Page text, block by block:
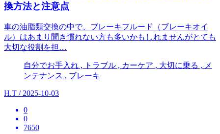
換方法と注意点
車の油脂類交換の中で、ブレーキフルード（ブレーキオイ
ル）はあまり聞き慣れない方も多いかもしれませんがとても
大切な役割を担…
自分でお手入れ , トラブル , カーケア , 大切に乗る , メ
ンテナンス , ブレーキ
H.T / 2025-10-03
0
0
7650